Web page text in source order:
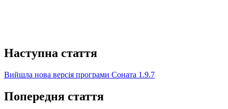
Наступна стаття
Вийшла нова версія програми Соната 1.9.7
Попередня стаття